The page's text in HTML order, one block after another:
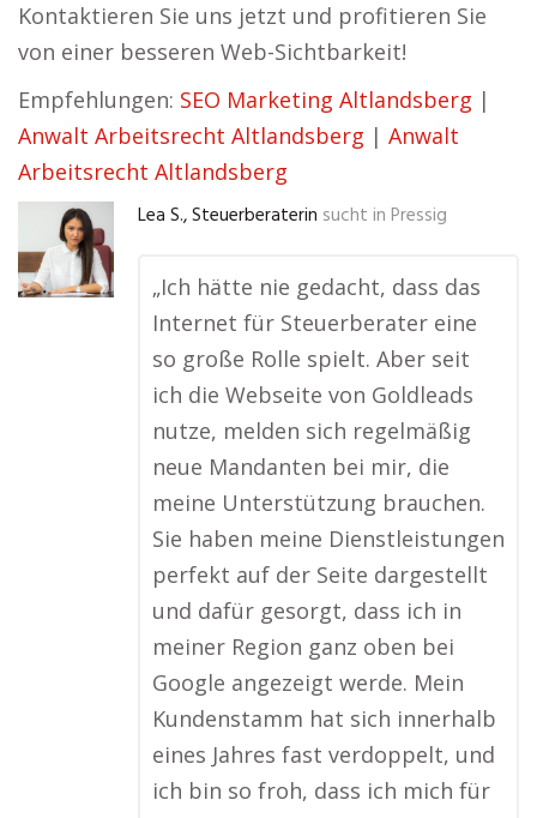
Kontaktieren Sie uns jetzt und profitieren Sie
von einer besseren Web-Sichtbarkeit!
Empfehlungen: SEO Marketing Altlandsberg |
Anwalt Arbeitsrecht Altlandsberg | Anwalt
Arbeitsrecht Altlandsberg
Lea S., Steuerberaterin sucht in Pressig
„Ich hätte nie gedacht, dass das
Internet für Steuerberater eine
so große Rolle spielt. Aber seit
ich die Webseite von Goldleads
nutze, melden sich regelmäßig
neue Mandanten bei mir, die
meine Unterstützung brauchen.
Sie haben meine Dienstleistungen
perfekt auf der Seite dargestellt
und dafür gesorgt, dass ich in
meiner Region ganz oben bei
Google angezeigt werde. Mein
Kundenstamm hat sich innerhalb
eines Jahres fast verdoppelt, und
ich bin so froh, dass ich mich für